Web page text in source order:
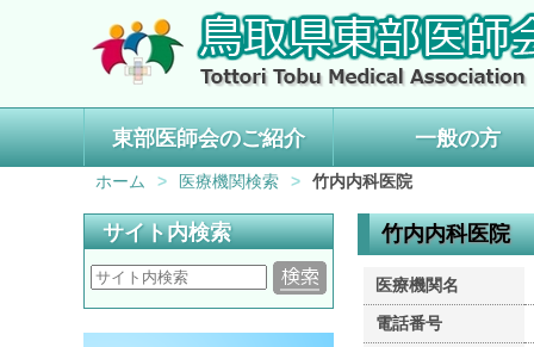
東部医師会のご紹介 一般の方
ホーム > 医療機関検索 > 竹内内科医院
サイト内検索 竹内内科医院
医療機関名
電話番号